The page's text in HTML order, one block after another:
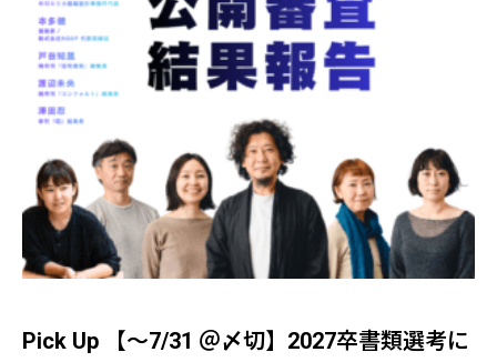
Pick Up 【～7/31 ＠〆切】2027卒書類選考に